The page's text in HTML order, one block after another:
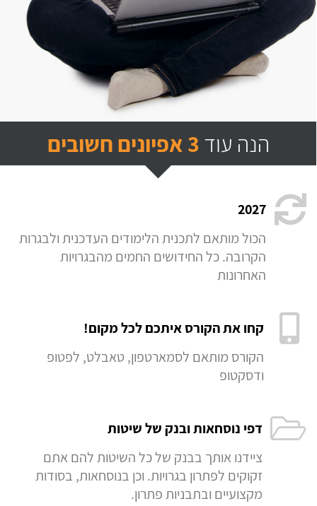
הנה עוד 3 אפיונים חשובים
2027
הכול מותאם לתכנית הלימודים העדכנית ולבגרות
הקרובה. כל החידושים החמים מהבגרויות
האחרונות
קחו את הקורס איתכם לכל מקום!
הקורס מותאם לסמארטפון, טאבלט, לפטופ
ודסקטופ
דפי נוסחאות ובנק של שיטות
ציידנו אותך בבנק של כל השיטות להם אתם
זקוקים לפתרון בגרויות. וכן בנוסחאות, בסודות
מקצועיים ובתבניות פתרון.